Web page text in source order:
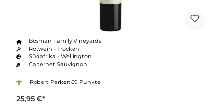
Bosman Family Vineyards
Rotwein - Trocken
Südafrika - Wellington
Cabernet Sauvignon
Robert Parker: 89 Punkte
25,95 €*